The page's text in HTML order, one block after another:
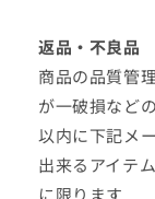
返品・不良品
商品の品質管
が一破損など
以内に下記メ
出来るアイテ
に限ります